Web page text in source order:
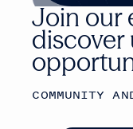
Join our
discover
COMMUNITY